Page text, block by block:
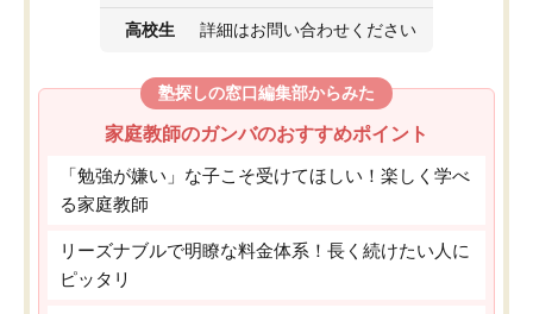
高校生 詳細はお問い合わせください
塾探しの窓口編集部からみた
家庭教師のガンバのおすすめポイント
「勉強が嫌い」な子こそ受けてほしい！楽しく学べ
る家庭教師
リーズナブルで明瞭な料金体系！長く続けたい人に
ピッタリ